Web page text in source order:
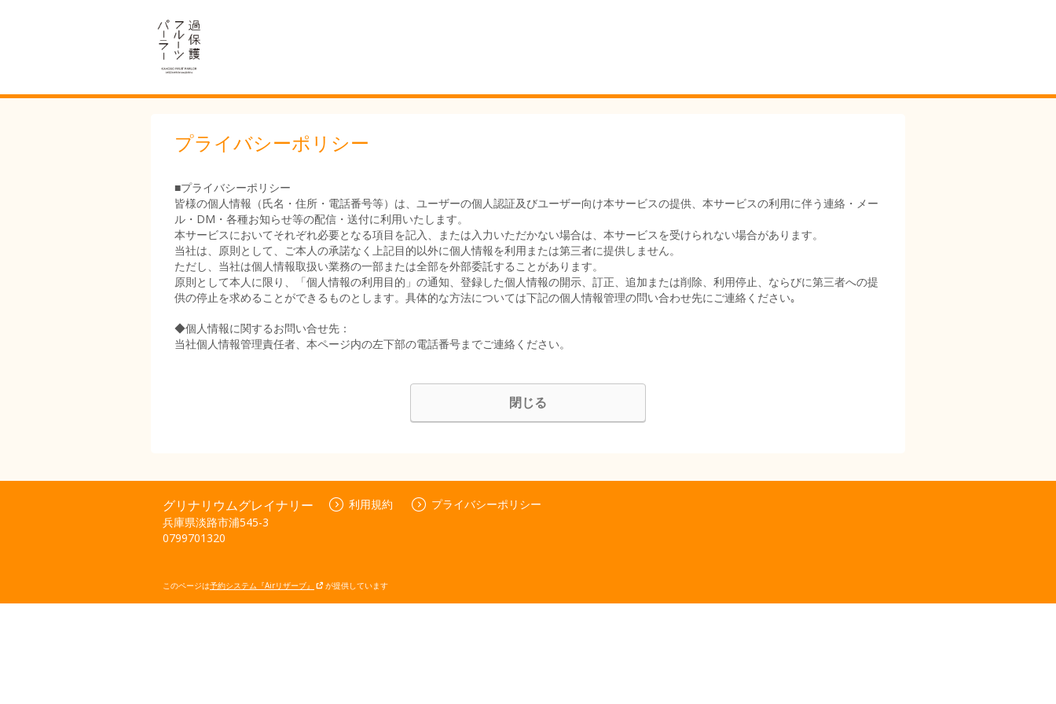
プライバシーポリシー
■プライバシーポリシー
皆様の個人情報（氏名・住所・電話番号等）は、ユーザーの個人認証及びユーザー向け本サービスの提供、本サービスの利用に伴う連絡・メー
ル・DM・各種お知らせ等の配信・送付に利用いたします。
本サービスにおいてそれぞれ必要となる項目を記入、または入力いただかない場合は、本サービスを受けられない場合があります。
当社は、原則として、ご本人の承諾なく上記目的以外に個人情報を利用または第三者に提供しません。
ただし、当社は個人情報取扱い業務の一部または全部を外部委託することがあります。
原則として本人に限り、「個人情報の利用目的」の通知、登録した個人情報の開示、訂正、追加または削除、利用停止、ならびに第三者への提
供の停止を求めることができるものとします。具体的な方法については下記の個人情報管理の問い合わせ先にご連絡ください｡
◆個人情報に関するお問い合せ先：
当社個人情報管理責任者、本ページ内の左下部の電話番号までご連絡ください。
閉じる
グリナリウムグレイナリー
兵庫県淡路市浦545-3
0799701320
利用規約 プライバシーポリシー
このページは予約システム『Airリザーブ』 が提供しています